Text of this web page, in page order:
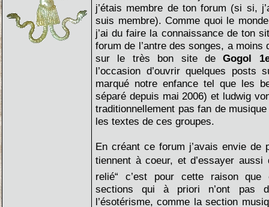
j’étais membre de ton forum (si si,
suis membre). Comme quoi le
j’ai du faire la connaissance de ton
forum de l’antre des songes, a
sur le très bon site deGogol
l’occasion d’ouvrir quelques posts
marqué notre enfance tel que les
séparé depuis mai 2006) et ludwig
traditionnellement pas fan de
les textes de ces groupes.
En créant ce forum j’avais envie de
tiennent à coeur, et d’essayer aussi
relié“ c’est pour cette raison
sections qui à priori n’ont pas
l’ésotérisme, comme la section